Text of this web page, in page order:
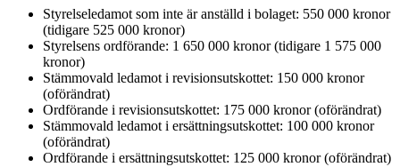
Styrelseledamot som inte är anställd i bolaget: 550 000 kronor
(tidigare 525 000 kronor)
Styrelsens ordförande: 1 650 000 kronor (tidigare 1 575 000
kronor)
Stämmovald ledamot i revisionsutskottet: 150 000 kronor
(oförändrat)
Ordförande i revisionsutskottet: 175 000 kronor (oförändrat)
Stämmovald ledamot i ersättningsutskottet: 100 000 kronor
(oförändrat)
Ordförande i ersättningsutskottet: 125 000 kronor (oförändrat)